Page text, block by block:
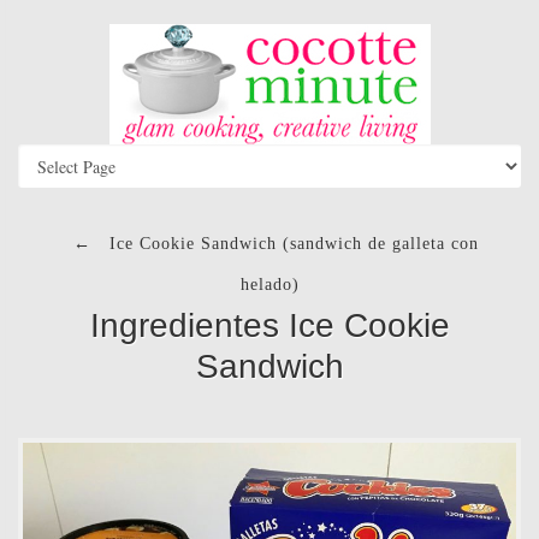
← Ice Cookie Sandwich (sandwich de galleta con
helado)
Ingredientes Ice Cookie
Sandwich